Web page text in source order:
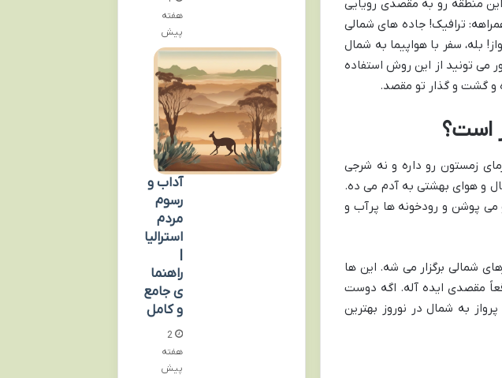
منطقه رو به مقصدی رویایی
ترافیک! جاده های شمالی
بله، سفر با هواپیما به شمال
می تونید از این روش استفاده
و گشت و گذار تو مقصد.
است؟
زمستون رو داره و نه شرجی
و هوای بهشتی به آدم می ده.
پوشن و رودخونه ها پرآب و
شمالی برگزار می شه. این ها
مقصدی ایده آله. اگه دوست
به شمال در نوروز بهترین
هفته
پیش
آداب و
رسوم
مردم
استرالیا
راهنما
ی جامع
و کامل
2
هفته
پیش